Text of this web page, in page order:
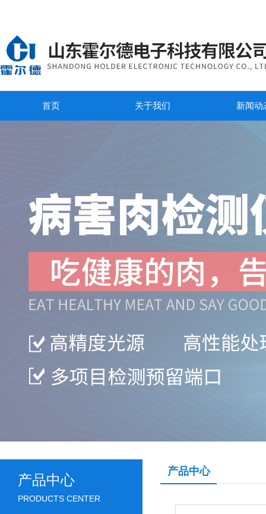
首页 关于我们 新闻动
产品中心
PRODUCTS CENTER
产品中心